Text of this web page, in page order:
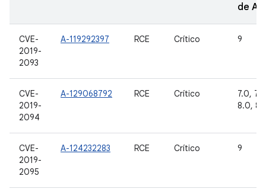
de
CVE-
2019-
2093
A-119292397 RCE Crítico 9
CVE-
2019-
2094
A-129068792 RCE Crítico
7.0,
8.0,
CVE-
2019-
2095
A-124232283 RCE Crítico 9